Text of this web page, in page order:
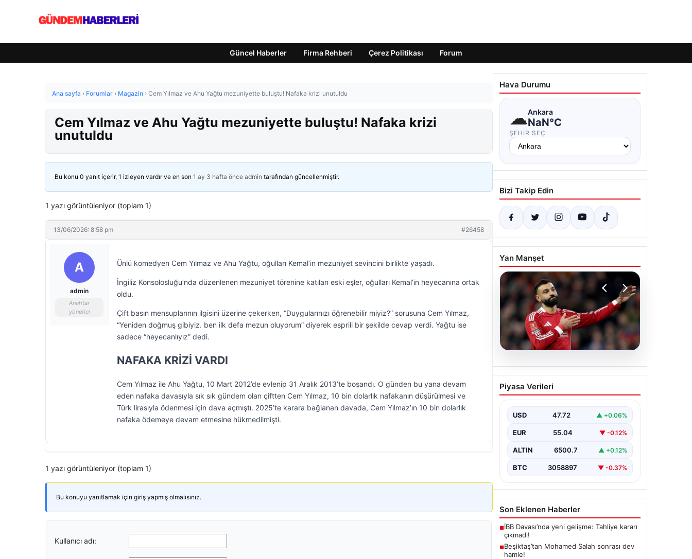
Güncel Haberler Firma Rehberi Çerez Politikası Forum
Ana sayfa › Forumlar › Magazin › Cem Yılmaz ve Ahu Yağtu mezuniyette buluştu! Nafaka krizi unutuldu
Cem Yılmaz ve Ahu Yağtu mezuniyette buluştu! Nafaka krizi
unutuldu
Bu konu 0 yanıt içerir, 1 izleyen vardır ve en son 1 ay 3 hafta önce admin tarafından güncellenmiştir.
1 yazı görüntüleniyor (toplam 1)
13/06/2026: 8:58 pm #26458
A
admin
Anahtar
yönetici
Ünlü komedyen Cem Yılmaz ve Ahu Yağtu, oğulları Kemal’in mezuniyet sevincini birlikte yaşadı.
İngiliz Konsolosluğu’nda düzenlenen mezuniyet törenine katılan eski eşler, oğulları Kemal’in heyecanına ortak
oldu.
Çift basın mensuplarının ilgisini üzerine çekerken, “Duygularınızı öğrenebilir miyiz?” sorusuna Cem Yılmaz,
“Yeniden doğmuş gibiyiz. ben ilk defa mezun oluyorum” diyerek esprili bir şekilde cevap verdi. Yağtu ise
sadece “heyecanlıyız” dedi.
NAFAKA KRİZİ VARDI
Cem Yılmaz ile Ahu Yağtu, 10 Mart 2012’de evlenip 31 Aralık 2013’te boşandı. O günden bu yana devam
eden nafaka davasıyla sık sık gündem olan çiftten Cem Yılmaz, 10 bin dolarlık nafakanın düşürülmesi ve
Türk lirasıyla ödenmesi için dava açmıştı. 2025’te karara bağlanan davada, Cem Yılmaz’ın 10 bin dolarlık
nafaka ödemeye devam etmesine hükmedilmişti.
1 yazı görüntüleniyor (toplam 1)
Bu konuyu yanıtlamak için giriş yapmış olmalısınız.
Kullanıcı adı:
Hava Durumu
☁Ankara
NaN°C
ŞEHIR SEÇ
Bizi Takip Edin
Yan Manşet
05.08.2026
Beşiktaş’tan Mohamed
Salah sonrası dev hamle!
Piyasa Verileri
USD 47.72 ▲ +0.06%
EUR 55.04 ▼ -0.12%
ALTIN 6500.7 ▲ +0.12%
BTC 3058897 ▼ -0.37%
Son Eklenen Haberler
■İBB Davası’nda yeni gelişme: Tahliye kararı
çıkmadı!
■Beşiktaş’tan Mohamed Salah sonrası dev
hamle!